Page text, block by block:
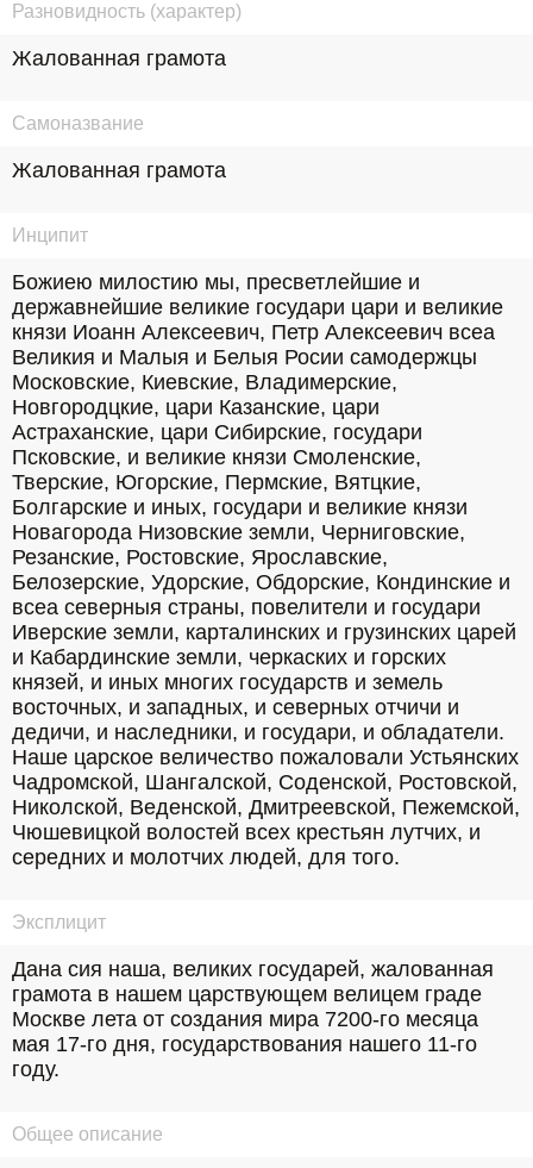
Разновидность (характер)
Жалованная грамота
Самоназвание
Жалованная грамота
Инципит
Божиею милостию мы, пресветлейшие и
державнейшие великие государи цари и великие
князи Иоанн Алексеевич, Петр Алексеевич всеа
Великия и Малыя и Белыя Росии самодержцы
Московские, Киевские, Владимерские,
Новгородцкие, цари Казанские, цари
Астраханские, цари Сибирские, государи
Псковские, и великие князи Смоленские,
Тверские, Югорские, Пермские, Вятцкие,
Болгарские и иных, государи и великие князи
Новагорода Низовские земли, Черниговские,
Резанские, Ростовские, Ярославские,
Белозерские, Удорские, Обдорские, Кондинские и
всеа северныя страны, повелители и государи
Иверские земли, карталинских и грузинских царей
и Кабардинские земли, черкаских и горских
князей, и иных многих государств и земель
восточных, и западных, и северных отчичи и
дедичи, и наследники, и государи, и обладатели.
Наше царское величество пожаловали Устьянских
Чадромской, Шангалской, Соденской, Ростовской,
Николской, Веденской, Дмитреевской, Пежемской,
Чюшевицкой волостей всех крестьян лутчих, и
середних и молотчих людей, для того.
Эксплицит
Дана сия наша, великих государей, жалованная
грамота в нашем царствующем велицем граде
Москве лета от создания мира 7200-го месяца
мая 17-го дня, государствования нашего 11-го
году.
Общее описание